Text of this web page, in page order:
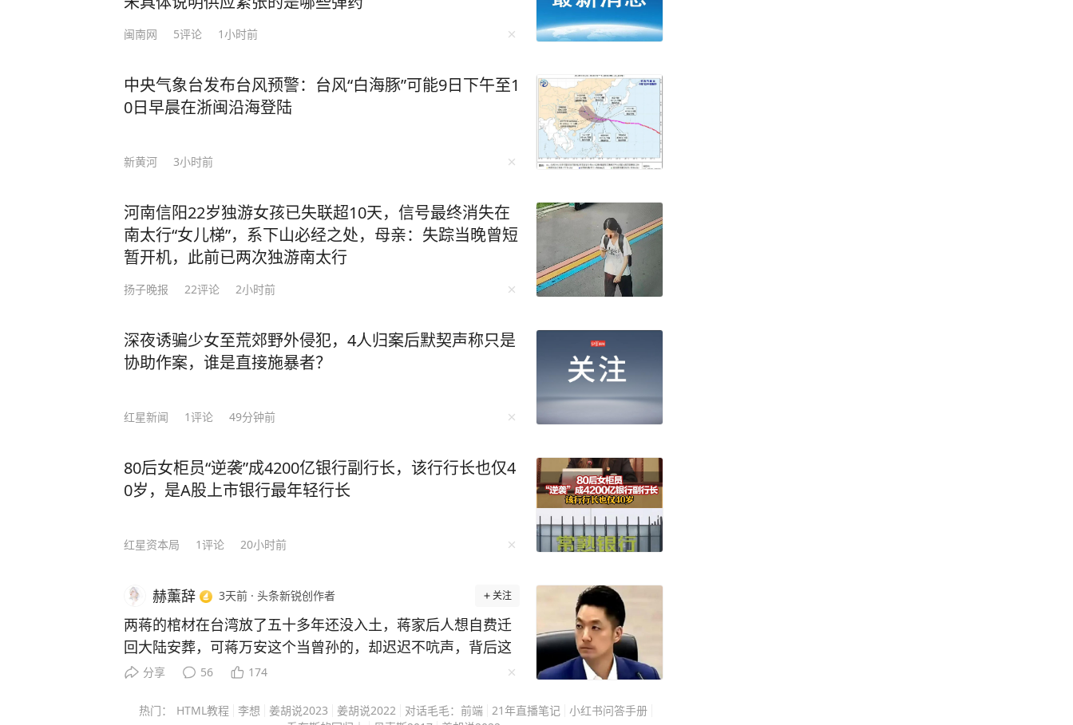
闽南网 5评论 1小时前
中央气象台发布台风预警：台风“白海豚”可能9日下午至1
0日早晨在浙闽沿海登陆
新黄河 3小时前
河南信阳22岁独游女孩已失联超10天，信号最终消失在
南太行“女儿梯”，系下山必经之处，母亲：失踪当晚曾短
暂开机，此前已两次独游南太行
扬子晚报 22评论 2小时前
深夜诱骗少女至荒郊野外侵犯，4人归案后默契声称只是
协助作案，谁是直接施暴者？
红星新闻 1评论 49分钟前
80后女柜员“逆袭”成4200亿银行副行长，该行行长也仅4
0岁，是A股上市银行最年轻行长
红星资本局 1评论 20小时前
赫薰辞 3天前 · 头条新锐创作者 关注
两蒋的棺材在台湾放了五十多年还没入土，蒋家后人想自费迁
回大陆安葬，可蒋万安这个当曾孙的，却迟迟不吭声，背后这
盘棋，远不止孝道两个字能说清。 蒋万安不是不想动，是真
政治算盘。 他当上台北市长之后，走的每一步都很小心，在
分享 56 174
热门： HTML教程 李想 姜胡说2023 姜胡说2022 对话毛毛：前端 21年直播笔记
小红书问答手册